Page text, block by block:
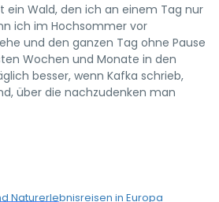
ein Wald, den ich an einem Tag nur
ich im Hochsommer vor
und den ganzen Tag ohne Pause
Wochen und Monate in den
besser, wenn Kafka schrieb,
über die nachzudenken man